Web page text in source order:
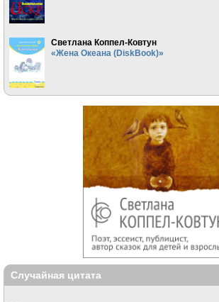
Светлана Коппел-Ковтун
«Жена Океана (DiskBook)»
Случайная цитата